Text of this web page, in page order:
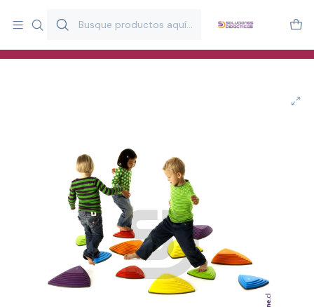
y estimulación infantil en Chile.
Especialistas en recursos educativos para aulas, terapeutas y